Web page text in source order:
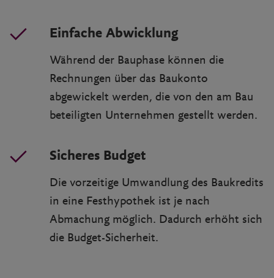
Einfache Abwicklung
Während der Bauphase können die
Rechnungen über das Baukonto
abgewickelt werden, die von den am Bau
beteiligten Unternehmen gestellt werden.
Sicheres Budget
Die vorzeitige Umwandlung des Baukredits
in eine Festhypothek ist je nach
Abmachung möglich. Dadurch erhöht sich
die Budget-Sicherheit.